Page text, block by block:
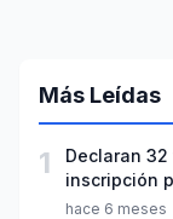
Más Leídas
1
Declaran
inscripción
hace 6 meses